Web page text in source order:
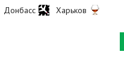
Донбасс Харьков